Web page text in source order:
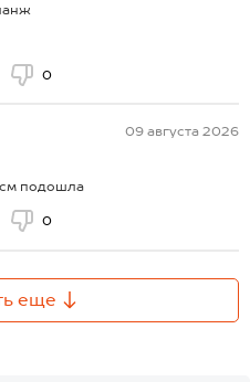
0
09 августа 2026
см подошла
0
еще